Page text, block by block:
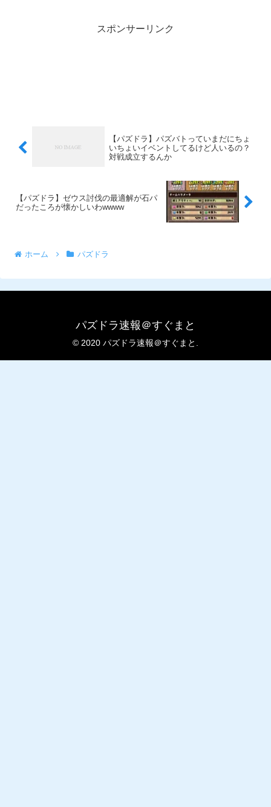
スポンサーリンク
【パズドラ】パズバトっていまだにちょ
いちょいイベントしてるけど人いるの？
対戦成立するんか
【パズドラ】ゼウス討伐の最適解が石パ
だったころが懐かしいわwwww
ホーム パズドラ
パズドラ速報＠すぐまと
© 2020 パズドラ速報＠すぐまと.